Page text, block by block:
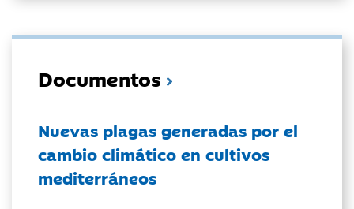
Documentos
Nuevas plagas generadas por el
cambio climático en cultivos
mediterráneos